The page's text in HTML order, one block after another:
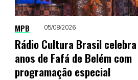
MPB 05/08/2026
Rádio Cultura Brasil
anos de Fafá de Belém com
programação especial